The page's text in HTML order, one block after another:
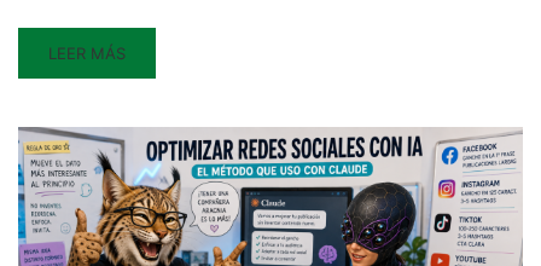
LEER MÁS